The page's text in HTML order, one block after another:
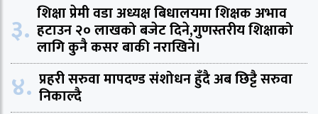
३. शिक्षा प्रेमी वडा अध्यक्ष बिधालयमा शिक्षक अभाव
हटाउन २० लाखको बजेट दिने,गुणस्तरीय शिक्षाको
लागि कुनै कसर बाकी नराखिने।
४. प्रहरी सरुवा मापदण्ड संशोधन हुँदै अब छिट्टै सरुवा
निकाल्दै